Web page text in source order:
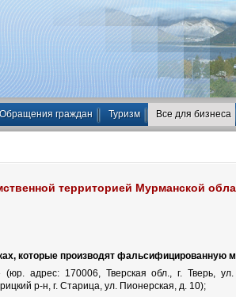
Обращения граждан Туризм Все для бизнеса
территорией Мурманской
которые производят фальсифицированную
адрес: 170006, Тверская обл., г. Тверь,
р-н, г. Старица, ул. Пионерская, д. 10);